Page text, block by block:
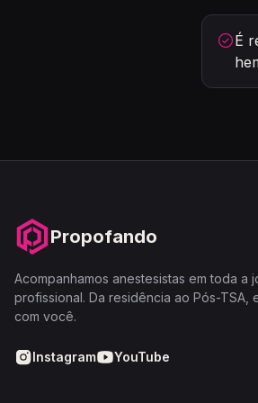
É
Propofando
Acompanhamos anestesistas em toda a
profissional. Da residência ao Pós-TSA,
com você.
Instagram YouTube